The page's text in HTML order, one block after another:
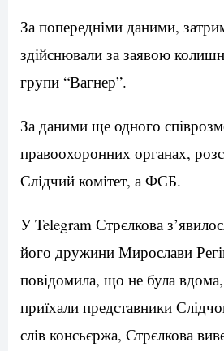
За попередніми даними,
здійснювали за заявою
групи “Вагнер”.
За даними ще одного
правоохоронних органах,
Слідчий комітет, а ФСБ.
У Telegram Стрєлкова
його дружини Мирослави
повідомила, що не була
приїхали представники
слів консьєржа, Стрєлкова